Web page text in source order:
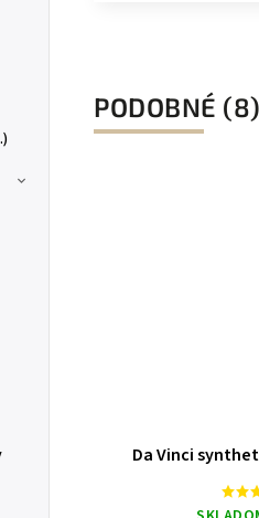
PODOBNÉ (8)
- Syntetické krátke
s. 5575